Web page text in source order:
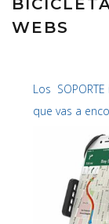
WEBS
Los
que vas a